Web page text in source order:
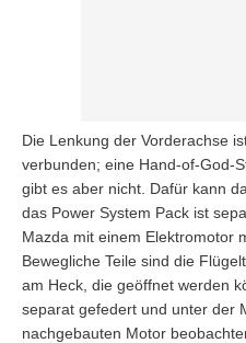
Die Lenkung der Vorderachse
verbunden; eine Hand-of-God-
gibt es aber nicht. Dafür kann
das Power System Pack ist
Mazda mit einem Elektromotor
Bewegliche Teile sind die
am Heck, die geöffnet werden
separat gefedert und unter der
nachgebauten Motor